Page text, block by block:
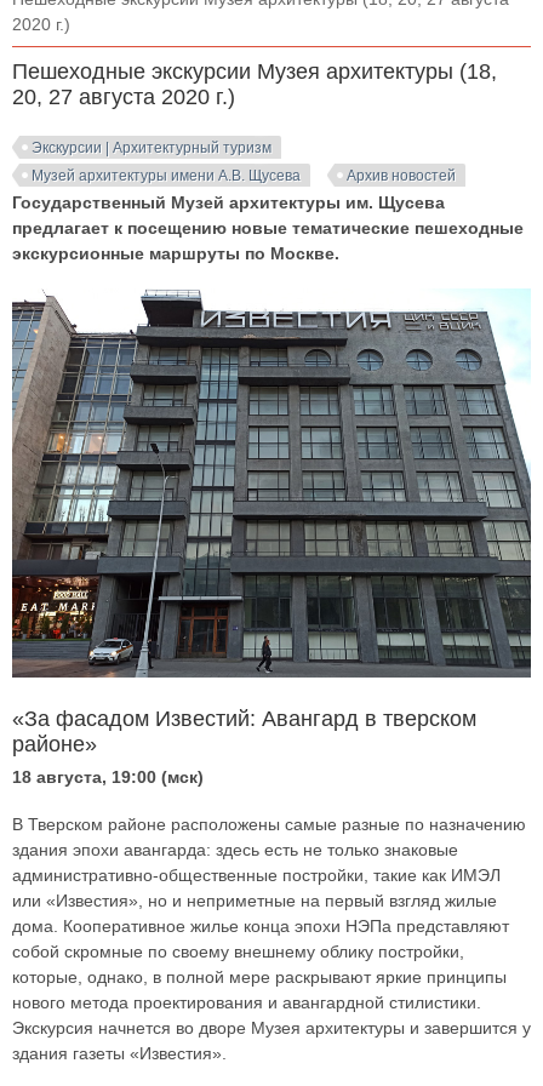
2020 г.)
Пешеходные экскурсии Музея архитектуры (18,
20, 27 августа 2020 г.)
Экскурсии | Архитектурный туризм
Музей архитектуры имени А.В. Щусева
Архив новостей
Государственный Музей архитектуры им. Щусева
предлагает к посещению новые тематические пешеходные
экскурсионные маршруты по Москве.
«За фасадом Известий: Авангард в тверском
районе»
18 августа, 19:00 (мск)
В Тверском районе расположены самые разные по назначению
здания эпохи авангарда: здесь есть не только знаковые
административно-общественные постройки, такие как ИМЭЛ
или «Известия», но и неприметные на первый взгляд жилые
дома. Кооперативное жилье конца эпохи НЭПа представляют
собой скромные по своему внешнему облику постройки,
которые, однако, в полной мере раскрывают яркие принципы
нового метода проектирования и авангардной стилистики.
Экскурсия начнется во дворе Музея архитектуры и завершится у
здания газеты «Известия».